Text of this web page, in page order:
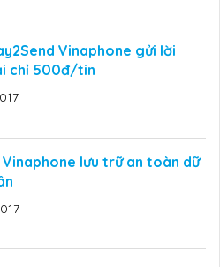
Vinaphone gửi lời
chỉ 500đ/tin
lưu trữ an toàn dữ